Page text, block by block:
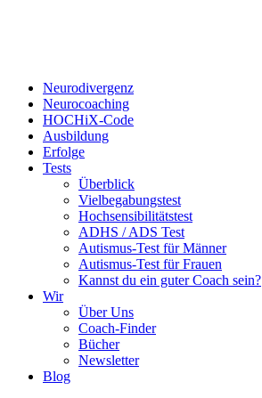
Neurodivergenz
Neurocoaching
HOCHiX-Code
Ausbildung
Erfolge
Tests
Überblick
Vielbegabungstest
Hochsensibilitätstest
ADHS / ADS Test
Autismus-Test für Männer
Autismus-Test für Frauen
Kannst du ein guter Coach sein?
Wir
Über Uns
Coach-Finder
Bücher
Newsletter
Blog